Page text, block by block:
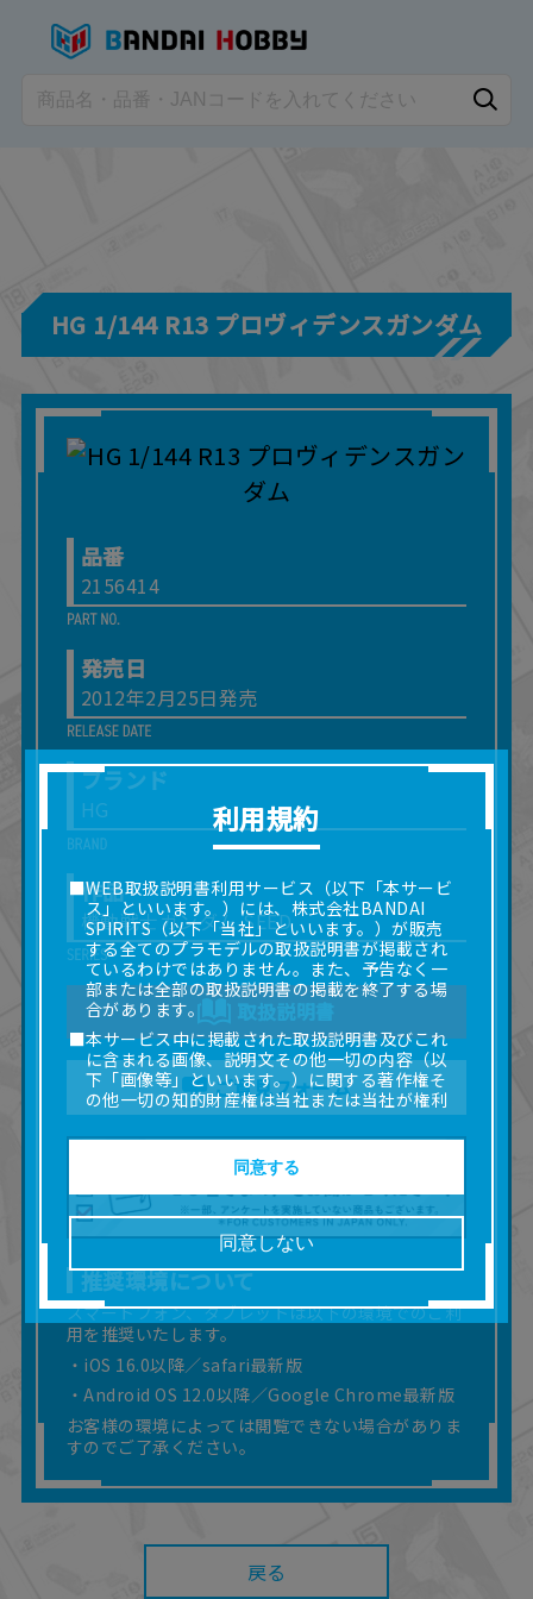
HG 1/144 R13 プロヴィデンスガンダム
品番
2156414
発売日
2012年2月25日発売
ブランド
HG
作品
機動戦士ガンダム SEED
取扱説明書
ご意見フォーム
推奨環境について
スマートフォン、タブレットは以下の環境でのご利
用を推奨いたします。
・iOS 16.0以降／safari最新版
・Android OS 12.0以降／Google Chrome最新版
お客様の環境によっては閲覧できない場合がありま
すのでご了承ください。
戻る
利用規約
■WEB取扱説明書利用サービス（以下「本サービ
ス」といいます。）には、株式会社BANDAI
SPIRITS（以下「当社」といいます。）が販売
する全てのプラモデルの取扱説明書が掲載され
ているわけではありません。また、予告なく一
部または全部の取扱説明書の掲載を終了する場
合があります。
■本サービス中に掲載された取扱説明書及びこれ
に含まれる画像、説明文その他一切の内容（以
下「画像等」といいます。）に関する著作権そ
の他一切の知的財産権は当社または当社が権利
の許諾を受ける第三者に帰属します。
使用（本サービス内の意見投稿の目的での画像
等の利用を含みます。）を超えて使用（複製、
複写、改変、掲示、頒布、配信、販売、出版等
を含むがこれに限りません。）することは禁止
■掲載している取扱説明書は、お客様が購入され
た商品に同梱されたものと異なる場合がありま
す。
■対象商品仕様の変更などにより、取扱説明書の
内容は予告なく変更される場合があります。
■当社は、取扱説明書の正確性確保に努めており
ますが、取扱説明書の完全性を保証するもので
はありません。
ご利用いただけない場合があります。
また、本サイトを利用したことによって、利用
同意しない
同意する